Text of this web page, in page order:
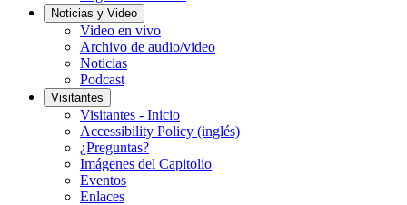
Noticias y Video
Video en vivo
Archivo de audio/video
Noticias
Podcast
Visitantes
Visitantes - Inicio
Accessibility Policy (inglés)
¿Preguntas?
Imágenes del Capitolio
Eventos
Enlaces